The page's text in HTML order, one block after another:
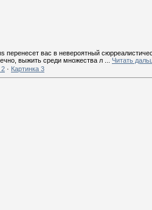
перенесет вас в невероятный
выжить среди множества л
Читать
2 · Картинка 3